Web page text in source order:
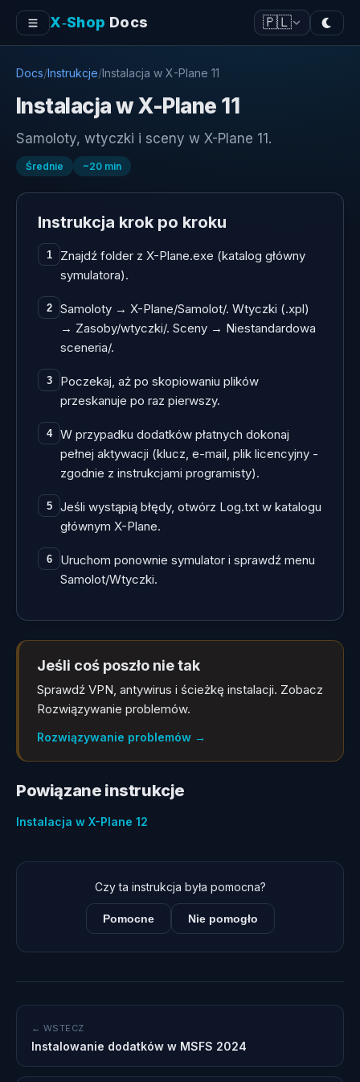
X‑Shop Docs 🇵🇱
Docs/Instrukcje/Instalacja w X-Plane 11
Instalacja w X-Plane 11
Samoloty, wtyczki i sceny w X-Plane 11.
Średnie ~20 min
Instrukcja krok po kroku
1
Znajdź folder z X-Plane.exe (katalog główny
symulatora).
2
Samoloty → X-Plane/Samolot/. Wtyczki (.xpl)
→ Zasoby/wtyczki/. Sceny → Niestandardowa
sceneria/.
3
Poczekaj, aż po skopiowaniu plików
przeskanuje po raz pierwszy.
4
W przypadku dodatków płatnych dokonaj
pełnej aktywacji (klucz, e-mail, plik licencyjny -
zgodnie z instrukcjami programisty).
5
Jeśli wystąpią błędy, otwórz Log.txt w katalogu
głównym X-Plane.
6
Uruchom ponownie symulator i sprawdź menu
Samolot/Wtyczki.
Jeśli coś poszło nie tak
Sprawdź VPN, antywirus i ścieżkę instalacji. Zobacz
Rozwiązywanie problemów.
Rozwiązywanie problemów →
Powiązane instrukcje
Instalacja w X-Plane 12
Czy ta instrukcja była pomocna?
Pomocne Nie pomogło
← WSTECZ
Instalowanie dodatków w MSFS 2024